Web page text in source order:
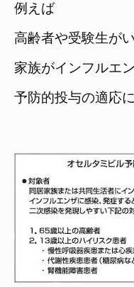
例えば
高齢者や受験生が
家族がインフルエ
予防的投与の適応